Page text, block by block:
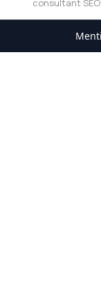
consultant